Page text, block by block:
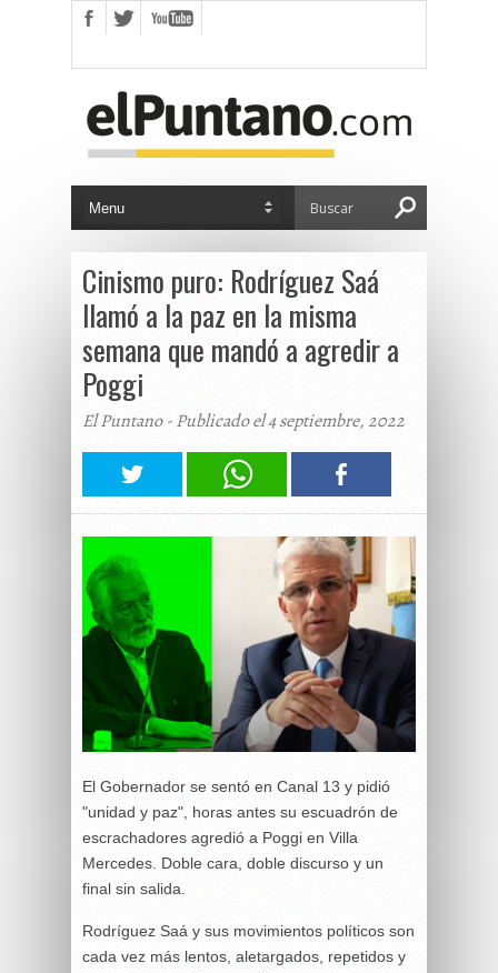
Cinismo puro: Rodríguez Saá
llamó a la paz en la misma
semana que mandó a agredir a
Poggi
El Puntano - Publicado el 4 septiembre, 2022
El Gobernador se sentó en Canal 13 y pidió
"unidad y paz", horas antes su escuadrón de
escrachadores agredió a Poggi en Villa
Mercedes. Doble cara, doble discurso y un
final sin salida.
Rodríguez Saá y sus movimientos políticos son
cada vez más lentos, aletargados, repetidos y